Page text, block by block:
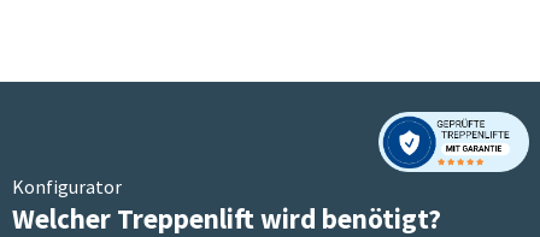
Konfigurator
Welcher Treppenlift wird benötigt?